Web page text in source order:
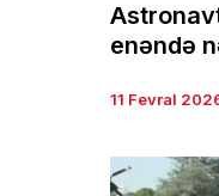
enəndə
11 Fevral